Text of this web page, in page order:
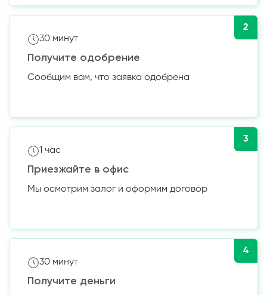
2
30 минут
Получите одобрение
Сообщим вам, что заявка одобрена
3
1 час
Приезжайте в офис
Мы осмотрим залог и оформим договор
4
30 минут
Получите деньги